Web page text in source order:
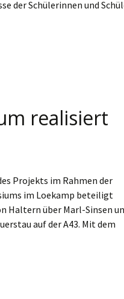
der Schülerinnen und
realisiert
Projekts im Rahmen der
im Loekamp beteiligt
Haltern über Marl-Sinsen
auf der A43. Mit dem